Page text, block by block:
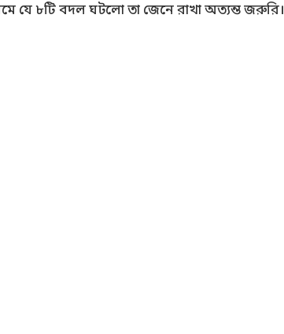
যে ৮টি বদল ঘটলো তা জেনে রাখা অত্যন্ত জরুরি।